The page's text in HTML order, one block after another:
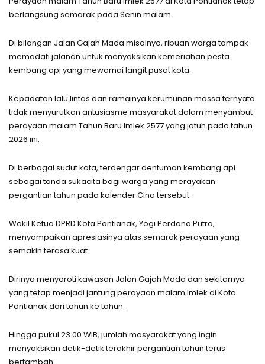
berlangsung semarak pada Senin malam.
Di bilangan Jalan Gajah Mada misalnya, ribuan warga tampak
memadati jalanan untuk menyaksikan kemeriahan pesta
kembang api yang mewarnai langit pusat kota.
Kepadatan lalu lintas dan ramainya kerumunan massa ternyata
tidak menyurutkan antusiasme masyarakat dalam menyambut
perayaan malam Tahun Baru Imlek 2577 yang jatuh pada tahun
2026 ini.
Di berbagai sudut kota, terdengar dentuman kembang api
sebagai tanda sukacita bagi warga yang merayakan
pergantian tahun pada kalender Cina tersebut.
Wakil Ketua DPRD Kota Pontianak, Yogi Perdana Putra,
menyampaikan apresiasinya atas semarak perayaan yang
semakin terasa kuat.
Dirinya menyoroti kawasan Jalan Gajah Mada dan sekitarnya
yang tetap menjadi jantung perayaan malam Imlek di Kota
Pontianak dari tahun ke tahun.
Hingga pukul 23.00 WIB, jumlah masyarakat yang ingin
menyaksikan detik-detik terakhir pergantian tahun terus